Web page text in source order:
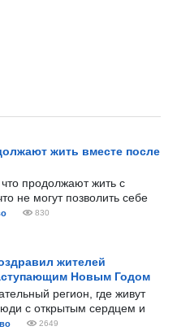
жить вместе после
продолжают жить с
не могут позволить себе
830
жителей
Новым Годом
регион, где живут
с открытым сердцем и
2649